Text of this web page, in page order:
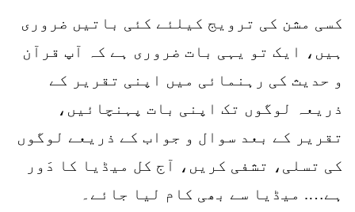
کسی مشن کی ترویج کیلئے کئی باتیں ضروری
ہیں، ایک تو یہی بات ضروری ہے کہ آپ قرآن
و حدیث کی رہنمائی میں اپنی تقریر کے
ذریعہ لوگوں تک اپنی بات پہنچائیں،
تقریر کے بعد سوال و جواب کے ذریعے لوگوں
کی تسلی، تشفی کریں، آج کل میڈیا کا دَور
ہے…. میڈیا سے بھی کام لیا جائے۔